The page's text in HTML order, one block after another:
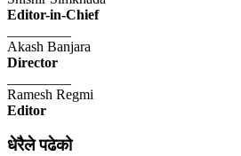
Editor-in-Chief
Akash Banjara
Director
Ramesh Regmi
Editor
धेरैले पढेको